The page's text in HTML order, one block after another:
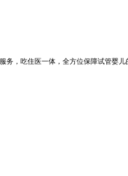
务，吃住医一体，全方位保障试管婴儿